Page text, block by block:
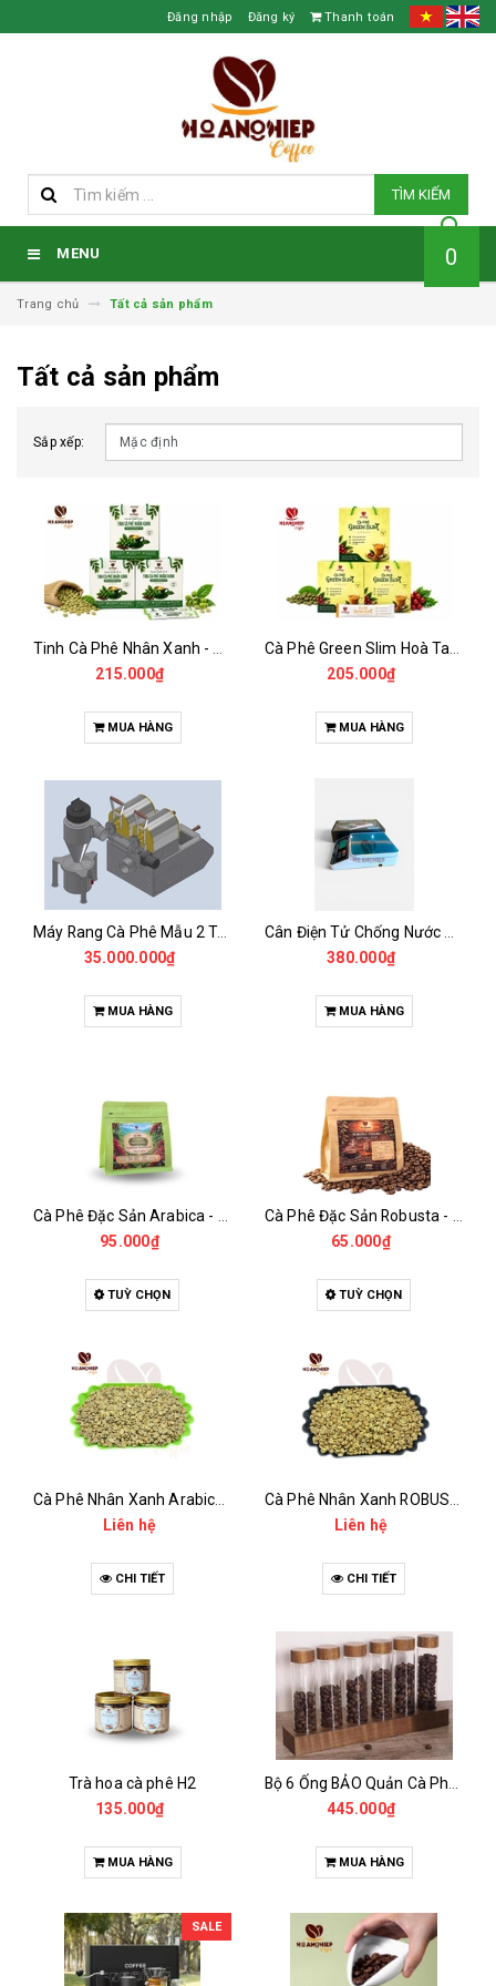
Đăng nhập Đăng ký Thanh toán
TÌM KIẾM
MENU 0
Trang chủ Tất cả sản phẩm
Tất cả sản phẩm
Sắp xếp:
215.000₫
MUA HÀNG
205.000₫
MUA HÀNG
Máy Rang Cà Phê Mẫu 2 Trống Rang (500+500gr)
35.000.000₫
MUA HÀNG
380.000₫
MUA HÀNG
95.000₫
TUỲ CHỌN
65.000₫
TUỲ CHỌN
Liên hệ
CHI TIẾT
Liên hệ
CHI TIẾT
Trà hoa cà phê H2
135.000₫
MUA HÀNG
445.000₫
MUA HÀNG
SALE